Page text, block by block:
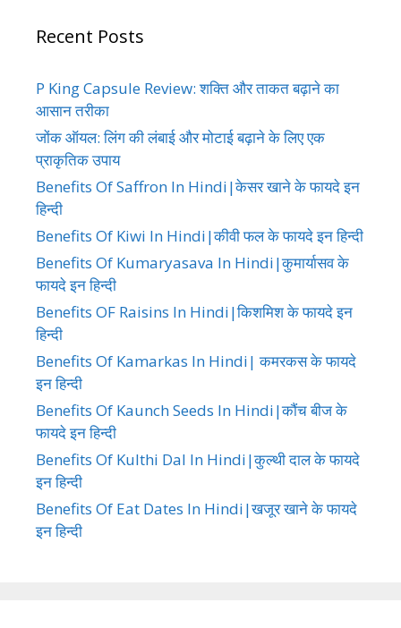
Recent Posts
P King Capsule Review: शक्ति और ताकत बढ़ाने का
आसान तरीका
जोंक ऑयल: लिंग की लंबाई और मोटाई बढ़ाने के लिए एक
प्राकृतिक उपाय
Benefits Of Saffron In Hindi|केसर खाने के फायदे इन
हिन्दी
Benefits Of Kiwi In Hindi|कीवी फल के फायदे इन हिन्दी
Benefits Of Kumaryasava In Hindi|कुमार्यासव के
फायदे इन हिन्दी
Benefits OF Raisins In Hindi|किशमिश के फायदे इन
हिन्दी
Benefits Of Kamarkas In Hindi| कमरकस के फायदे
इन हिन्दी
Benefits Of Kaunch Seeds In Hindi|कौंच बीज के
फायदे इन हिन्दी
Benefits Of Kulthi Dal In Hindi|कुल्थी दाल के फायदे
इन हिन्दी
Benefits Of Eat Dates In Hindi|खजूर खाने के फायदे
इन हिन्दी